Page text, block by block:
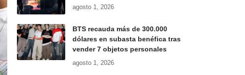
agosto 1, 2026
BTS recauda más de 300.000
dólares en subasta benéfica tras
vender 7 objetos personales
agosto 1, 2026